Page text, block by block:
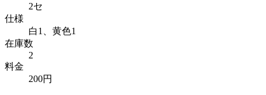
2セ
仕様
白1、黄色1
在庫数
2
料金
200円